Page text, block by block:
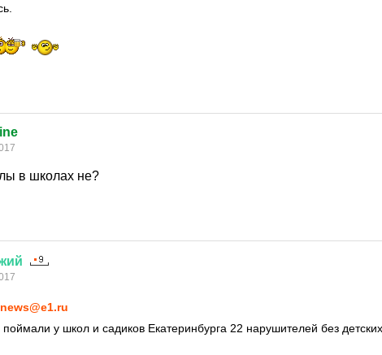
в школах не?
news@e1.ru
у школ и садиков Екатеринбурга 22 нарушителей без